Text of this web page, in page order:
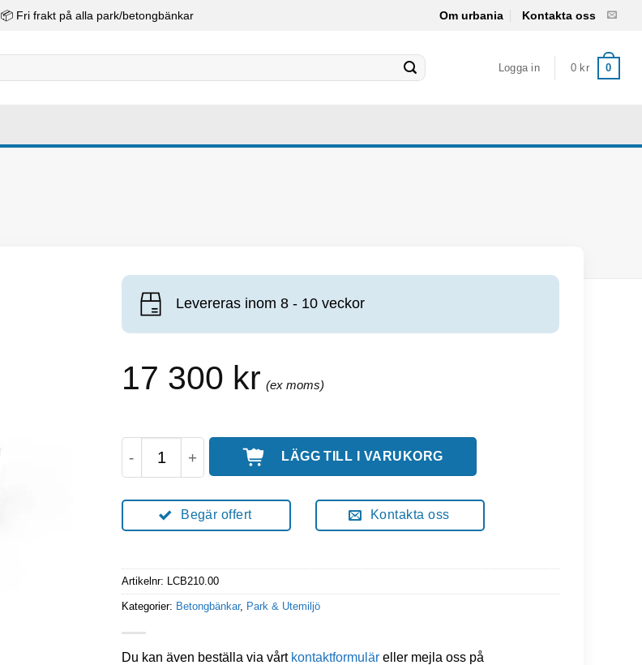
📦 Fri frakt på alla park/betongbänkar Om urbania Kontakta oss
Logga in 0 kr 0
Levereras inom 8 - 10 veckor
17 300 kr
OSLO Betongbänk 210 cm mängd
LÄGG TILL I VARUKORG
Begär offert Kontakta oss
Artikelnr: LCB210.00
Kategorier: Betongbänkar, Park & Utemiljö
Du kan även beställa via vårt kontaktformulär eller mejla oss på